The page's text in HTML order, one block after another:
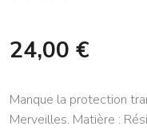
24,00 €
Manque la protection
Merveilles. Matière :